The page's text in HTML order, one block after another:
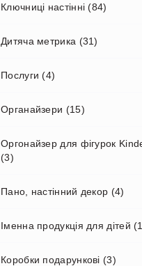
Адресні таблички, аншлаги
Попереджувальні таблички на
Ключниці настінні (84)
Дитяча метрика (31)
Послуги (4)
Органайзери (15)
Оргонайзер для фігурок
(3)
Пано, настінний декор (4)
Іменна продукція для дітей
Іменні медалі для школи та
Коробки подарункові (3)